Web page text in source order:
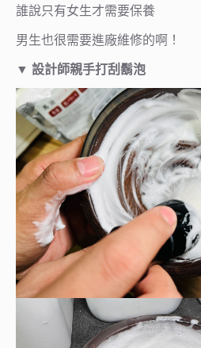
誰說只有女生才需要保養
男生也很需要進廠維修的啊！
▼ 設計師親手打刮鬍泡